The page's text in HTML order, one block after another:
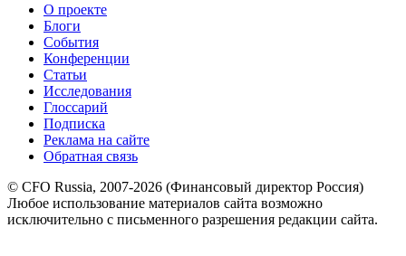
О проекте
Блоги
События
Конференции
Статьи
Исследования
Глоссарий
Подписка
Реклама на сайте
Обратная связь
© CFO Russia, 2007-2026 (Финансовый директор Россия)
Любое использование материалов сайта возможно
исключительно с письменного разрешения редакции сайта.